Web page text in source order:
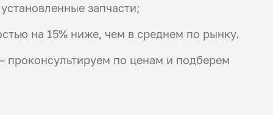
запчасти;
на 15% ниже, чем в среднем по рынку.
проконсультируем по ценам и подберем